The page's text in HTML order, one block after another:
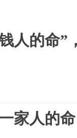
人的命”
家人的